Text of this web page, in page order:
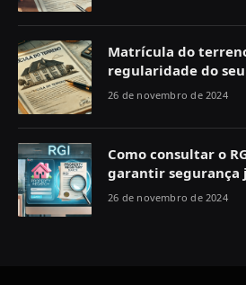
Matrícula do
regularidade do
26 de novembro de 2024
Como consultar o
garantir segurança
26 de novembro de 2024